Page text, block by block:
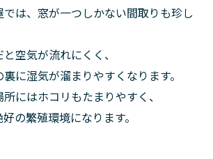
は、窓が一つしかない間取りも珍し
空気が流れにくく、
に湿気が溜まりやすくなります。
にはホコリもたまりやすく、
の繁殖環境になります。